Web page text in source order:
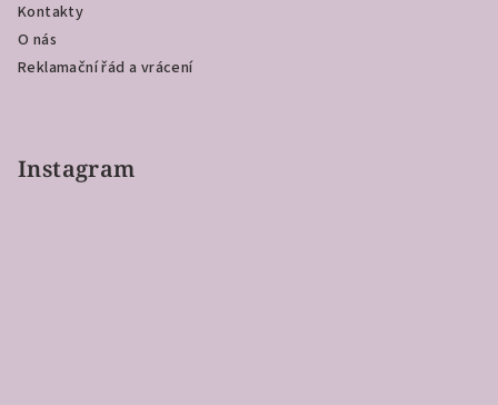
Kontakty
O nás
Reklamační řád a vrácení
Instagram